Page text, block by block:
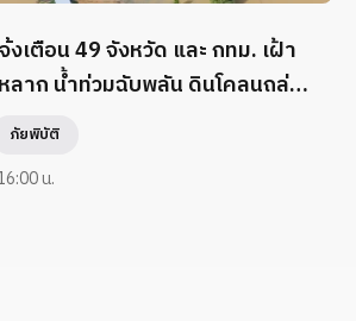
เตือน 49 จังหวัด และ กทม. เฝ้า
ลาก น้ำท่วมฉับพลัน ดินโคลนถล่ม
ภัยพิบัติ
น.